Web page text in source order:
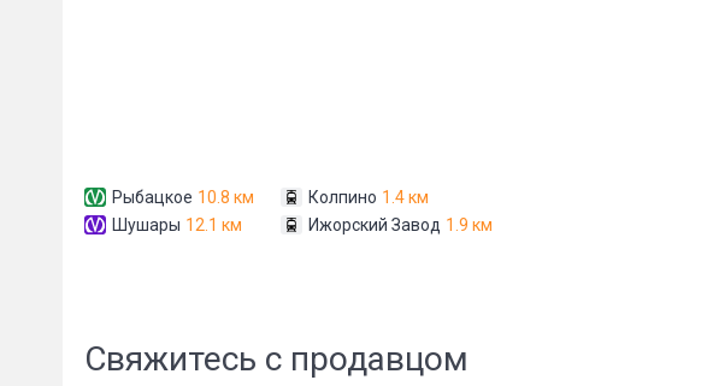
Рыбацкое 10.8 км
Шушары 12.1 км
Колпино 1.4 км
Ижорский Завод 1.9 км
Свяжитесь с продавцом